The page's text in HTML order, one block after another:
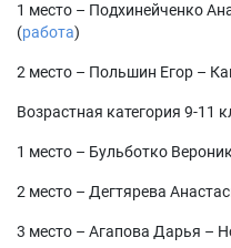
1 место – Подхинейченко
(работа)
2 место – Польшин Егор –
Возрастная категория 9-11
1 место – Бульботко
2 место – Дегтярева
3 место – Агапова Дарья –